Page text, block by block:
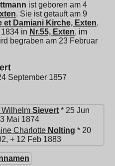
ist geboren am 4
. Sie ist getauft am 9
et Damiani Kirche, Exten.
in Nr.55, Exten, im
begraben am 23 Februar
September 1857
Wilhelm Sievert * 25 Jun
Mai 1874
Charlotte Nolting * 20
+ 12 Feb 1883